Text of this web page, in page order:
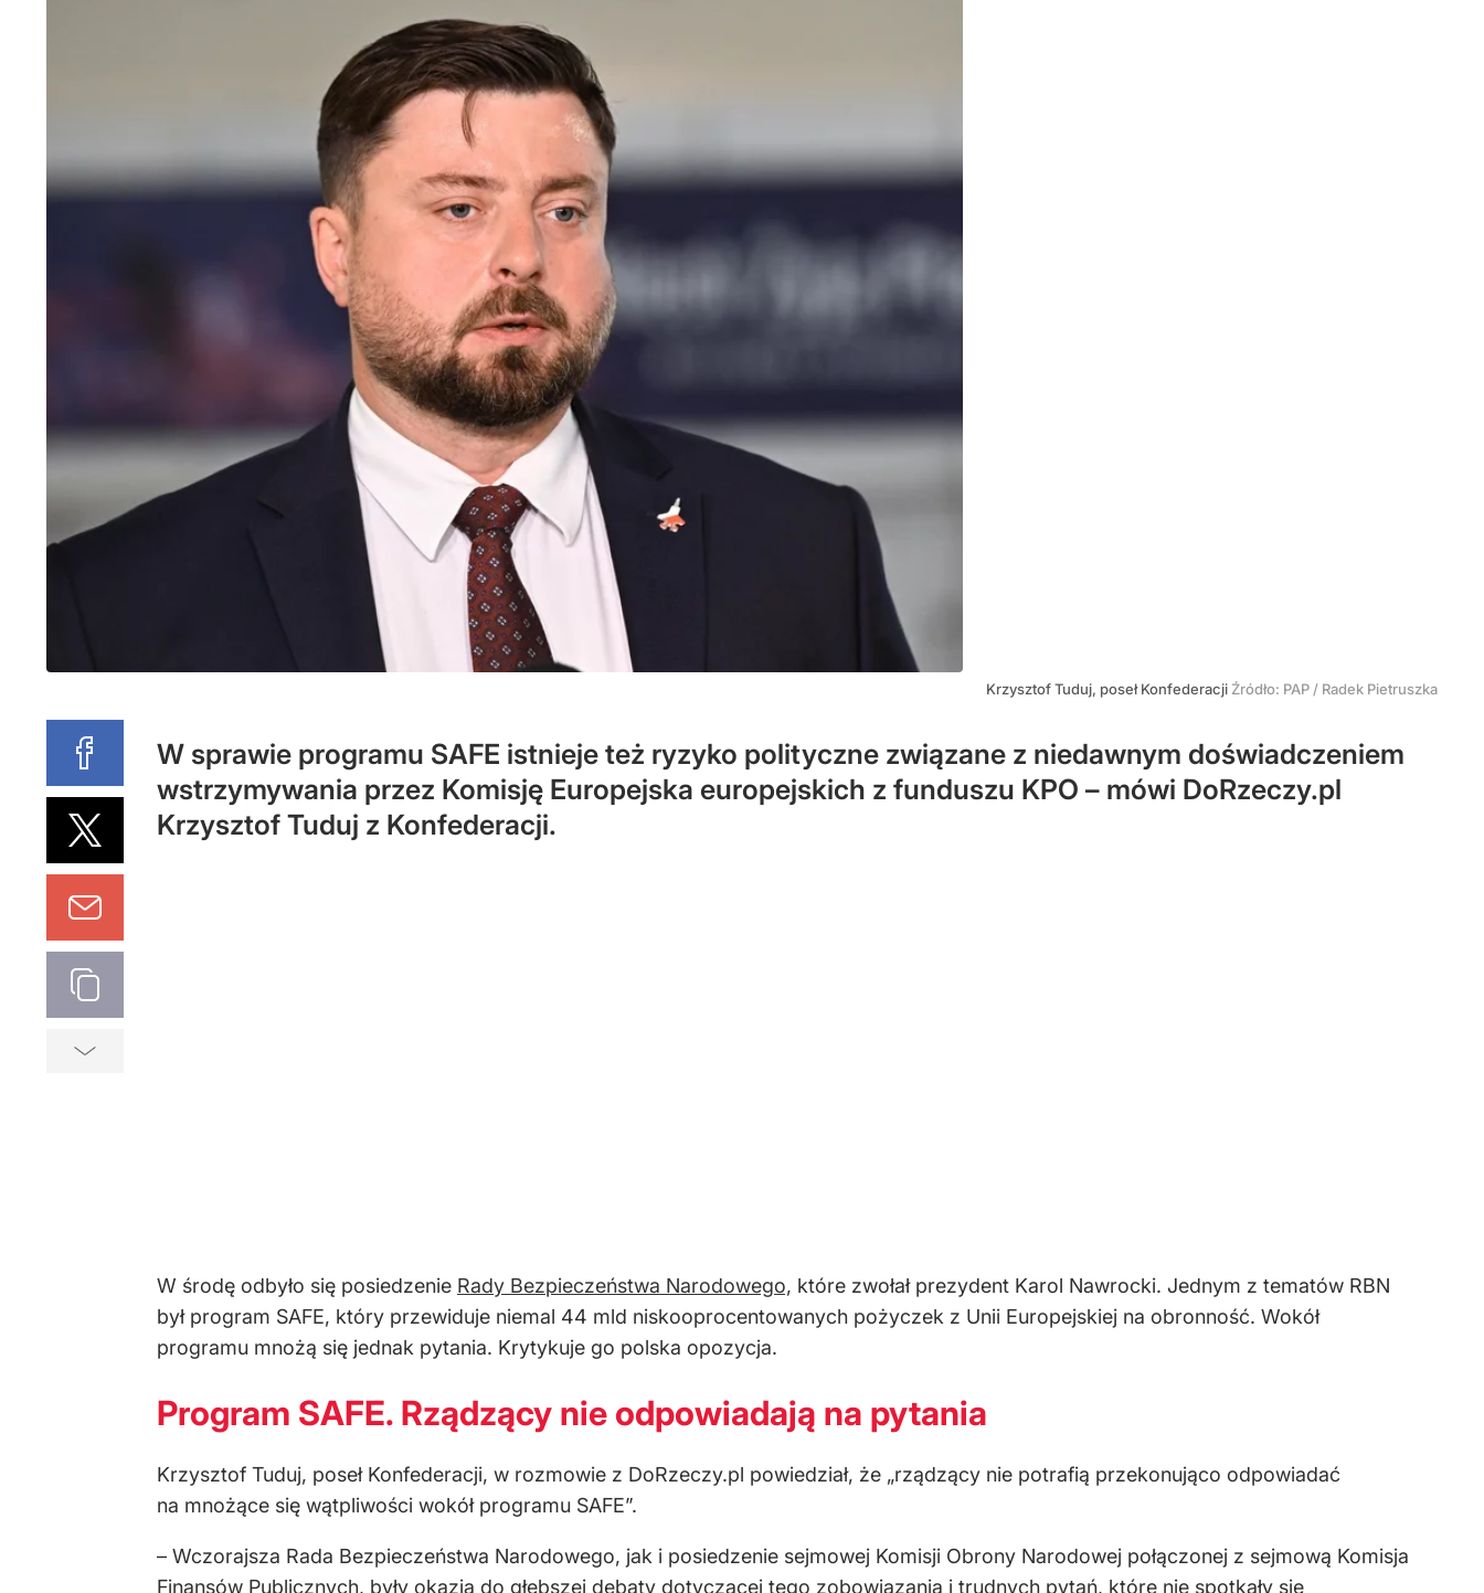
Krzysztof Tuduj, poseł Konfederacji Źródło: PAP / Radek Pietruszka
W sprawie programu SAFE istnieje też ryzyko polityczne związane z niedawnym doświadczeniem
wstrzymywania przez Komisję Europejska europejskich z funduszu KPO – mówi DoRzeczy.pl
Krzysztof Tuduj z Konfederacji.
W środę odbyło się posiedzenie Rady Bezpieczeństwa Narodowego, które zwołał prezydent Karol Nawrocki. Jednym z tematów RBN
był program SAFE, który przewiduje niemal 44 mld niskooprocentowanych pożyczek z Unii Europejskiej na obronność. Wokół
programu mnożą się jednak pytania. Krytykuje go polska opozycja.
Program SAFE. Rządzący nie odpowiadają na pytania
Krzysztof Tuduj, poseł Konfederacji, w rozmowie z DoRzeczy.pl powiedział, że „rządzący nie potrafią przekonująco odpowiadać
na mnożące się wątpliwości wokół programu SAFE”.
– Wczorajsza Rada Bezpieczeństwa Narodowego, jak i posiedzenie sejmowej Komisji Obrony Narodowej połączonej z sejmową Komisja
Finansów Publicznych, były okazją do głębszej debaty dotyczącej tego zobowiązania i trudnych pytań, które nie spotkały się